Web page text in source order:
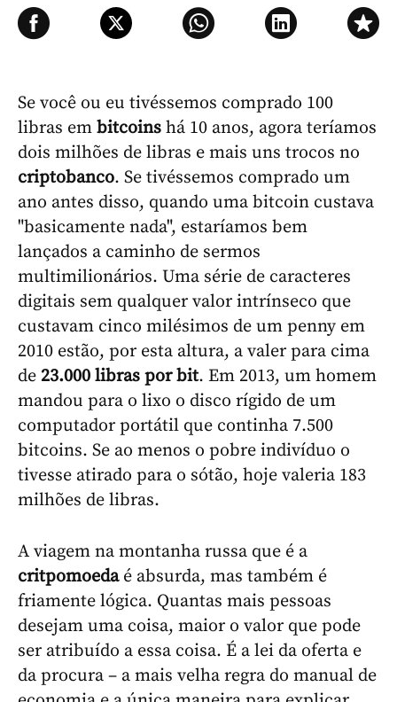
Se você ou eu tivéssemos comprado 100
libras em bitcoins há 10 anos, agora teríamos
dois milhões de libras e mais uns trocos no
criptobanco. Se tivéssemos comprado um
ano antes disso, quando uma bitcoin custava
"basicamente nada", estaríamos bem
lançados a caminho de sermos
multimilionários. Uma série de caracteres
digitais sem qualquer valor intrínseco que
custavam cinco milésimos de um penny em
2010 estão, por esta altura, a valer para cima
de 23.000 libras por bit. Em 2013, um homem
mandou para o lixo o disco rígido de um
computador portátil que continha 7.500
bitcoins. Se ao menos o pobre indivíduo o
tivesse atirado para o sótão, hoje valeria 183
milhões de libras.
A viagem na montanha russa que é a
critpomoedaé absurda, mas também é
friamente lógica. Quantas mais pessoas
desejam uma coisa, maior o valor que pode
ser atribuído a essa coisa. É a lei da oferta e
da procura – a mais velha regra do manual de